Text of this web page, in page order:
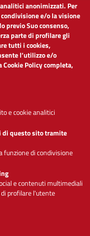
anonimizzati. Per
e/o la visione
previo Suo consenso,
parte di profilare gli
tutti i cookies,
l’utilizzo e/o
Policy completa,
e cookie analitici
di questo sito tramite
funzione di condivisione
e contenuti multimediali
profilare l'utente